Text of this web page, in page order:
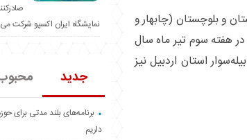
و بلوچستان (چابهار و
هفته سوم تیر ماه سال
استان اردبیل نیز
نمایشگاه ایران اکسپو شرکت
جدید
برنامه‌های بلند مدتی برای
داریم